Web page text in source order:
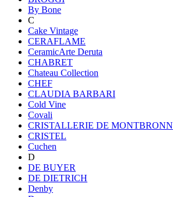
By Bone
C
Cake Vintage
CERAFLAME
CeramicArte Deruta
CHABRET
Chateau Collection
CHEF
CLAUDIA BARBARI
Cold Vine
Covali
CRISTALLERIE DE MONTBRONN
CRISTEL
Cuchen
D
DE BUYER
DE DIETRICH
Denby